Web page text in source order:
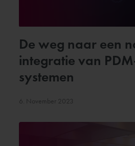
De weg naar een
integratie van
systemen
6. November 2023